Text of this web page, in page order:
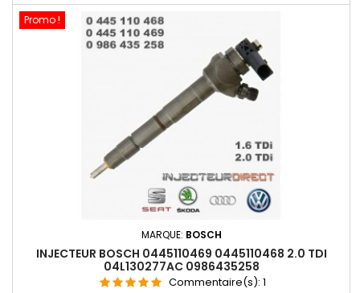
Promo !
MARQUE: BOSCH
INJECTEUR BOSCH 0445110469 0445110468 2.0 TDI
04L130277AC 0986435258
Commentaire(s): 1